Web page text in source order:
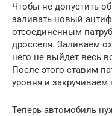
Чтобы не допустить
заливать новый
отсоединенным
дросселя. Заливаем
него не выйдет весь
После этого ставим
уровня и закручиваем
Теперь автомобиль